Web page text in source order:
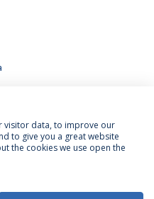
Termos & Condições
visitor data, to improve our
to give you a great website
the cookies we use open the